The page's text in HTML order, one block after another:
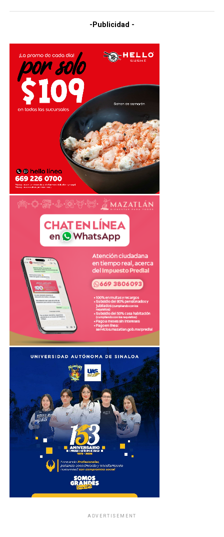
-Publicidad -
ADVERTISEMENT